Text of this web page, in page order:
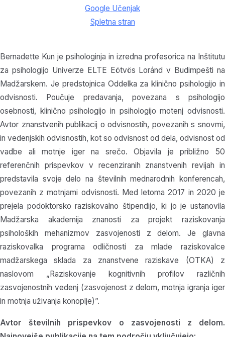
Google Učenjak
Spletna stran
Bernadette Kun je psihologinja in izredna profesorica na Inštitutu
za psihologijo Univerze ELTE Eötvös Loránd v Budimpešti na
Madžarskem. Je predstojnica Oddelka za klinično psihologijo in
odvisnosti. Poučuje predavanja, povezana s psihologijo
osebnosti, klinično psihologijo in psihologijo motenj odvisnosti.
Avtor znanstvenih publikacij o odvisnostih, povezanih s snovmi,
in vedenjskih odvisnostih, kot so odvisnost od dela, odvisnost od
vadbe ali motnje iger na srečo. Objavila je približno 50
referenčnih prispevkov v recenziranih znanstvenih revijah in
predstavila svoje delo na številnih mednarodnih konferencah,
povezanih z motnjami odvisnosti. Med letoma 2017 in 2020 je
prejela podoktorsko raziskovalno štipendijo, ki jo je ustanovila
Madžarska akademija znanosti za projekt raziskovanja
psiholoških mehanizmov zasvojenosti z delom. Je glavna
raziskovalka programa odličnosti za mlade raziskovalce
madžarskega sklada za znanstvene raziskave (OTKA) z
naslovom „Raziskovanje kognitivnih profilov različnih
zasvojenostnih vedenj (zasvojenost z delom, motnja igranja iger
in motnja uživanja konoplje)”.
Avtor številnih prispevkov o zasvojenosti z delom.